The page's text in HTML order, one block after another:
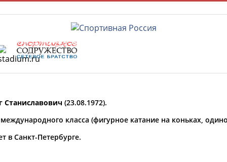
У кого сегодня день рождения?
Станиславович (23.08.1972).
класса (фигурное катание на коньках,
в Санкт-Петербурге.